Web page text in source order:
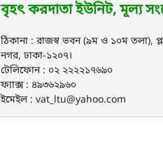
বৃহৎ করদাতা ইউনিট, মূল্য
ঠিকানা : রাজস্ব ভবন (৯ম ও ১০ম তলা),
নগর, ঢাকা-১২০৭।
টেলিফোন : ০২ ২২২২১৭৬৯০
ফ্যাক্স : ৪৯৩৬২৯৬০
ইমেইল : vat_ltu@yahoo.com